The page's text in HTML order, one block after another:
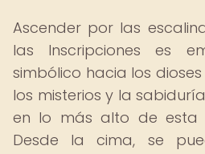
Ascender por las
las Inscripciones es
simbólico hacia los
los misterios y la
en lo más alto de esta
Desde la cima, se